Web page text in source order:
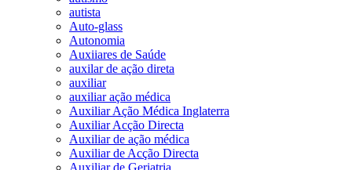
autista
Auto-glass
Autonomia
Auxiiares de Saúde
auxilar de ação direta
auxiliar
auxiliar ação médica
Auxiliar Ação Médica Inglaterra
Auxiliar Acção Directa
Auxiliar de ação médica
Auxiliar de Acção Directa
Auxiliar de Geriatria